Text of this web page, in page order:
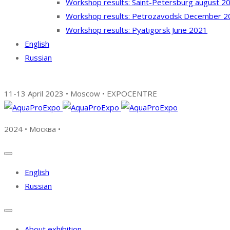
Workshop results: Saint-Petersburg august
Workshop results: Petrozavodsk December
Workshop results: Pyatigorsk June 2021
English
Russian
11-13 April 2023 • Moscow • EXPOCENTRE
2024 • Москва •
English
Russian